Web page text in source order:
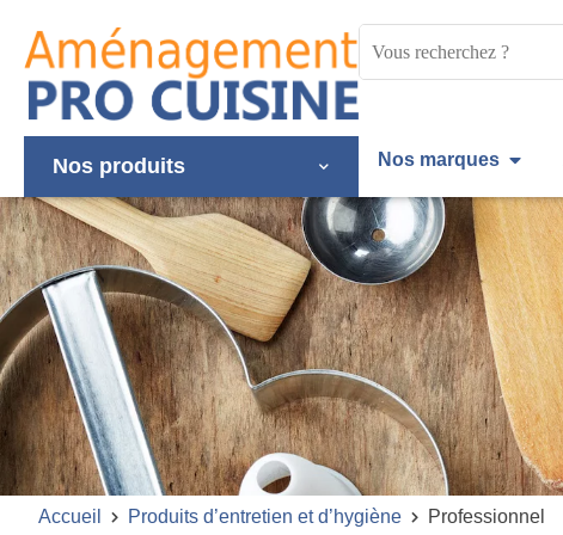
Nos produits Nos marques
Accueil Produits d’entretien et d’hygiène Professionnel